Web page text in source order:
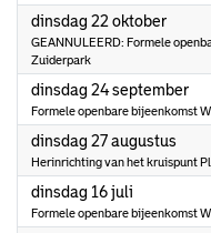
dinsdag 22 oktober2024
GEANNULEERD: Formele
Zuiderpark
dinsdag 24 september
Formele openbare bijeenkomst
dinsdag 27 augustus
Herinrichting van het kruispunt
dinsdag 16 juli
Formele openbare bijeenkomst